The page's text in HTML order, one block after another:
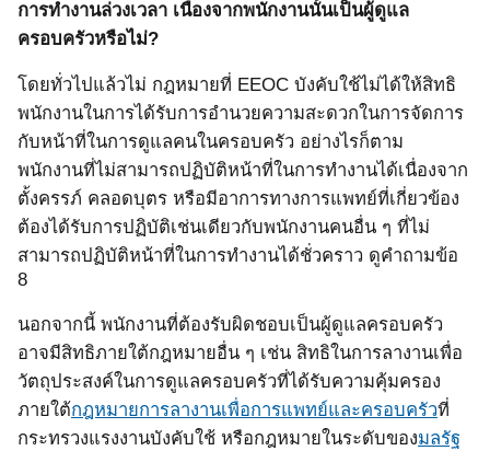
การทำงานล่วงเวลา เนื่องจากพนักงานนั้นเป็นผู้ดูแล
ครอบครัวหรือไม่?
โดยทั่วไปแล้วไม่ กฎหมายที่ EEOC บังคับใช้ไม่ได้ให้สิทธิ
พนักงานในการได้รับการอำนวยความสะดวกในการจัดการ
กับหน้าที่ในการดูแลคนในครอบครัว อย่างไรก็ตาม
พนักงานที่ไม่สามารถปฏิบัติหน้าที่ในการทำงานได้เนื่องจาก
ตั้งครรภ์ คลอดบุตร หรือมีอาการทางการแพทย์ที่เกี่ยวข้อง
ต้องได้รับการปฏิบัติเช่นเดียวกับพนักงานคนอื่น ๆ ที่ไม่
สามารถปฏิบัติหน้าที่ในการทำงานได้ชั่วคราว ดูคำถามข้อ
8
นอกจากนี้ พนักงานที่ต้องรับผิดชอบเป็นผู้ดูแลครอบครัว
อาจมีสิทธิภายใต้กฎหมายอื่น ๆ เช่น สิทธิในการลางานเพื่อ
วัตถุประสงค์ในการดูแลครอบครัวที่ได้รับความคุ้มครอง
ภายใต้กฎหมายการลางานเพื่อการแพทย์และครอบครัวที่
กระทรวงแรงงานบังคับใช้ หรือกฎหมายในระดับของมลรัฐ